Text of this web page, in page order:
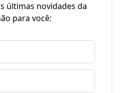
últimas novidades da
para você: